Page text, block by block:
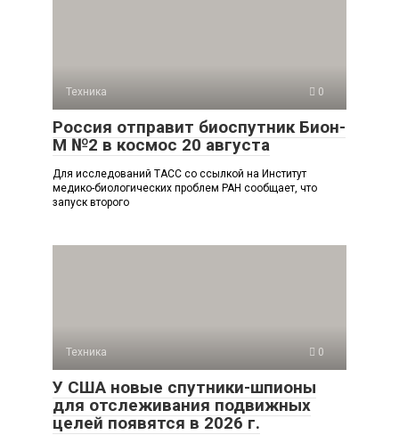
Техника 0
Россия отправит биоспутник Бион-
М №2 в космос 20 августа
Для исследований ТАСС со ссылкой на Институт
медико-биологических проблем РАН сообщает, что
запуск второго
Техника 0
У США новые спутники-шпионы
для отслеживания подвижных
целей появятся в 2026 г.